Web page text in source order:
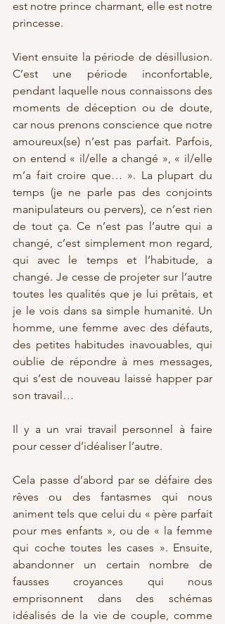
est notre prince charmant, elle est notre
princesse.
Vient ensuite la période de désillusion.
C’est une période inconfortable,
pendant laquelle nous connaissons des
moments de déception ou de doute,
car nous prenons conscience que notre
amoureux(se) n’est pas parfait. Parfois,
on entend « il/elle a changé », « il/elle
m’a fait croire que… ». La plupart du
temps (je ne parle pas des conjoints
manipulateurs ou pervers), ce n’est rien
de tout ça. Ce n’est pas l’autre qui a
changé, c’est simplement mon regard,
qui avec le temps et l’habitude, a
changé. Je cesse de projeter sur l’autre
toutes les qualités que je lui prêtais, et
je le vois dans sa simple humanité. Un
homme, une femme avec des défauts,
des petites habitudes inavouables, qui
oublie de répondre à mes messages,
qui s’est de nouveau laissé happer par
son travail…
Il y a un vrai travail personnel à faire
pour cesser d’idéaliser l’autre.
Cela passe d’abord par se défaire des
rêves ou des fantasmes qui nous
animent tels que celui du « père parfait
pour mes enfants », ou de « la femme
qui coche toutes les cases ». Ensuite,
abandonner un certain nombre de
fausses croyances qui nous
emprisonnent dans des schémas
idéalisés de la vie de couple, comme